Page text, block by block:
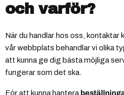
och varför?
När du handlar hos oss, kontaktar
vår webbplats behandlar vi olika
att kunna ge dig bästa möjliga
fungerar som det ska.
För att kunna hantera